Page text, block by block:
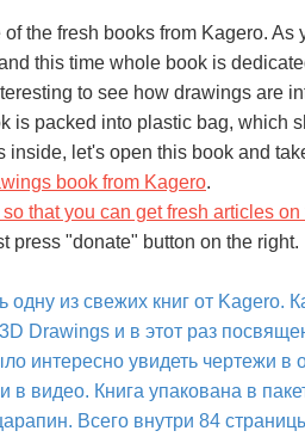
the fresh books from Kagero. As
this time whole book is
to see how drawings are
is packed into plastic bag, which
let's open this book and
book from Kagero.
that you can get fresh articles on
press "donate" button on the right.
одну из свежих книг от Kagero.
Drawings и в этот раз
интересно увидеть чертежи
в видео. Книга упакована в
Всего внутри 84